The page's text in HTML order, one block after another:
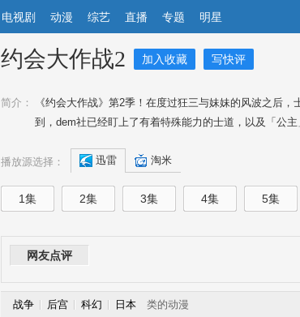
电视剧 动漫 综艺 直播 专题 明星
约会大作战2 加入收藏 写快评
简介：
《约会大作战》第2季！在度过狂三与妹妹的风波之后
到，dem社已经盯上了有着特殊能力的士道，以及「公
播放源选择： 迅雷 淘米
1集 2集 3集 4集 5集
网友点评
战争 后宫 科幻 日本 类的动漫